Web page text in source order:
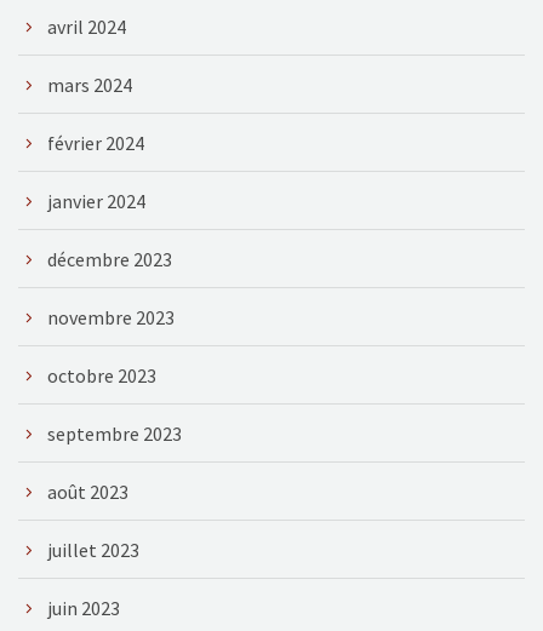
avril 2024
mars 2024
février 2024
janvier 2024
décembre 2023
novembre 2023
octobre 2023
septembre 2023
août 2023
juillet 2023
juin 2023